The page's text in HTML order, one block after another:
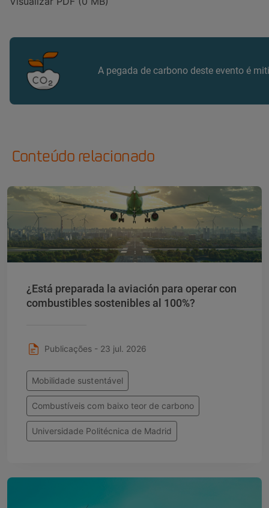
A pegada de carbono deste evento é
Conteúdo relacionado
¿Está preparada la aviación para operar con
combustibles sostenibles al 100%?
Publicações - 23 jul. 2026
Mobilidade sustentável
Combustíveis com baixo teor de carbono
Universidade Politécnica de Madrid